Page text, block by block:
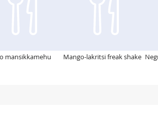
mansikkamehu Mango-lakritsi freak shake